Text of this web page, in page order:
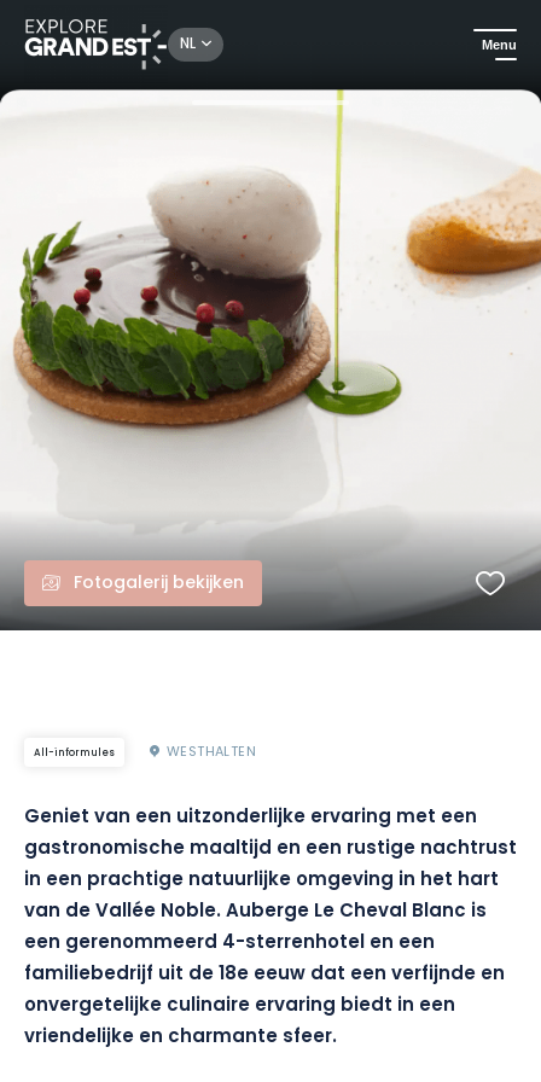
NL Menu
Kijk je ogen uit in de Grand Est Overnachting en gastronomische maaltijd - Auberge le Cheval Blanc
Fotogalerij bekijken
All-informules WESTHALTEN
Geniet van een uitzonderlijke ervaring met een
gastronomische maaltijd en een rustige nachtrust
in een prachtige natuurlijke omgeving in het hart
van de Vallée Noble. Auberge Le Cheval Blanc is
een gerenommeerd 4-sterrenhotel en een
familiebedrijf uit de 18e eeuw dat een verfijnde en
onvergetelijke culinaire ervaring biedt in een
vriendelijke en charmante sfeer.